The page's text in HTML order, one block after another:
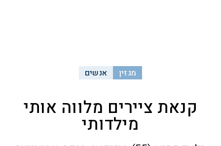
מגזין אנשים
קנאת ציירים מלווה אותי
מילדותי